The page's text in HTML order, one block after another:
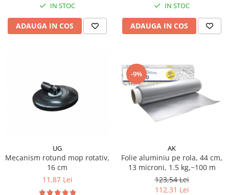
IN STOC
ADAUGA IN COS
IN STOC
ADAUGA IN COS
UG
Mecanism rotund mop rotativ,
16 cm
11,87 Lei
-9%
AK
Folie aluminiu pe rola, 44 cm,
13 microni, 1.5 kg,~100 m
123,54 Lei
112,31 Lei